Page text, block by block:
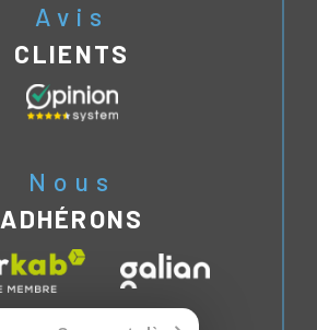
Avis
CLIENTS
Nous
ADHÉRONS